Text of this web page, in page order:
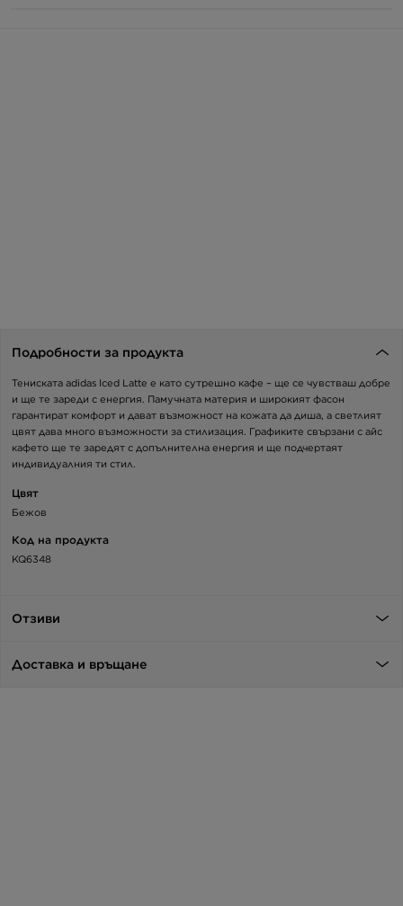
Подробности за продукта
Тениската adidas Iced Latte е като сутрешно кафе – ще се чувстваш добре
и ще те зареди с енергия. Памучната материя и широкият фасон
гарантират комфорт и дават възможност на кожата да диша, а светлият
цвят дава много възможности за стилизация. Графиките свързани с айс
кафето ще те заредят с допълнителна енергия и ще подчертаят
индивидуалния ти стил.
Цвят
Бежов
Код на продукта
KQ6348
Отзиви
Доставка и връщане